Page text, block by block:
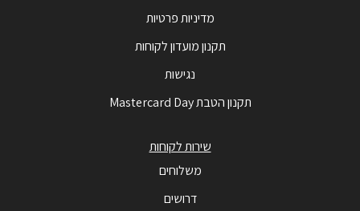
מדיניות פרטיות
תקנון מועדון לקוחות
נגישות
תקנון הטבת Mastercard Day
שירות לקוחות
משלוחים
דרושים